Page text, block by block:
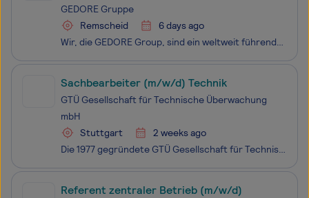
GEDORE Gruppe
Remscheid
6 days ago
Wir, die GEDORE Group, sind ein weltweit führender Hersteller von Premium-Handwerkzeugen. Eine Traditionsmarke von Weltruf „Made in Germany“, die Maßstäbe setzt hinsichtlich Qualität und Innovation. Einsatz finden unsere Handwerkzeuge in den Bereichen Industrie und Handwerk. Neben Produktionsstandor
Sachbearbeiter (m/w/d) Technik
GTÜ Gesellschaft für Technische Überwachung
mbH
Stuttgart
2 weeks ago
Die 1977 gegründete GTÜ Gesellschaft für Technische Überwachung mbH ist die größte amtlich anerkannte Kraftfahrzeug-Überwachungsorganisation freiberuflicher Kraftfahrzeugsachverständiger in Deutschland und zählt damit zu den größten Sachverständigenorganisationen überhaupt. Sie versteht sich als ein
Referent zentraler Betrieb (m/w/d)